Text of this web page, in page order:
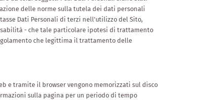
delle norme sulla tutela dei dati personali
Dati Personali di terzi nell'utilizzo del Sito,
- che tale particolare ipotesi di trattamento
che legittima il trattamento delle
e tramite il browser vengono memorizzati sul disco
sulla pagina per un periodo di tempo